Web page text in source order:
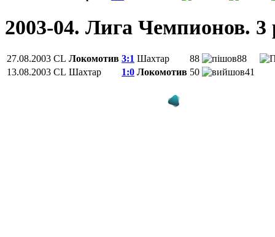
2003-04. Лига Чемпионов.
27.08.2003 CL Локомотив 3:1 Шахтар 88
88
13.08.2003 CL Шахтар 1:0 Локомотив 50 41